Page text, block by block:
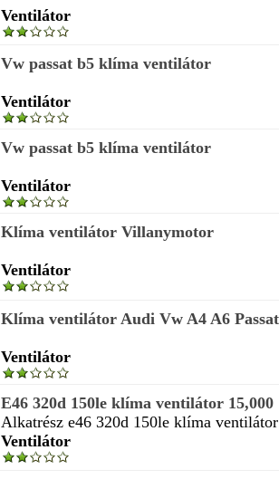
Ventilátor
Vw passat b5 klíma ventilátor
Ventilátor
Vw passat b5 klíma ventilátor
Ventilátor
Klíma ventilátor Villanymotor
Ventilátor
Klíma ventilátor Audi Vw A4 A6 Passat
Ventilátor
E46 320d 150le klíma ventilátor 15,000
Alkatrész e46 320d 150le klíma
Ventilátor